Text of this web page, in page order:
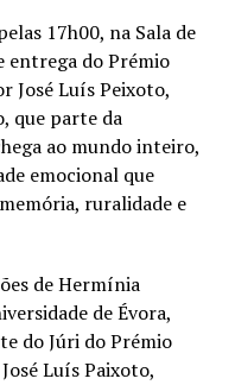
17h00, na Sala de
entrega do Prémio
José Luís Peixoto,
que parte da
ao mundo inteiro,
emocional que
ruralidade e
de Hermínia
de Évora,
do Júri do Prémio
Luís Paixoto,